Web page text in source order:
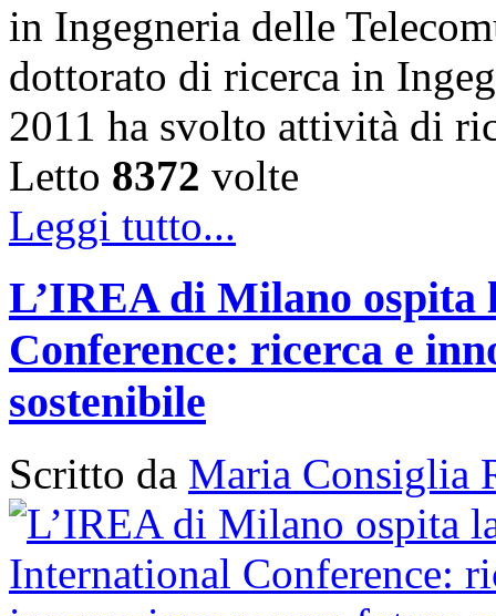
in Ingegneria delle
dottorato di ricerca in
2011 ha svolto attività di
Letto 8372 volte
Leggi tutto...
L’IREA di Milano
Conference: ricerca e
sostenibile
Scritto da Maria Consiglia